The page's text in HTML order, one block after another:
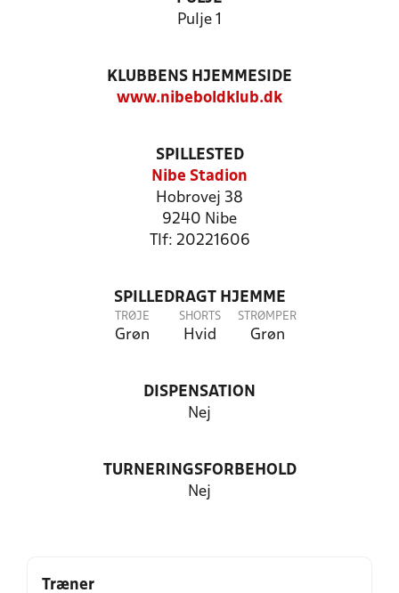
Pulje 1
KLUBBENS HJEMMESIDE
www.nibeboldklub.dk
SPILLESTED
Nibe Stadion
Hobrovej 38
9240 Nibe
Tlf: 20221606
SPILLEDRAGT HJEMME
TRØJE
Grøn
SHORTS
Hvid
STRØMPER
Grøn
DISPENSATION
Nej
TURNERINGSFORBEHOLD
Nej
Træner